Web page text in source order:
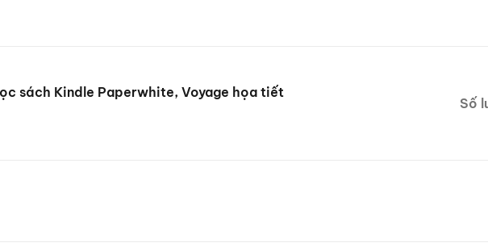
sách Kindle Paperwhite, Voyage họa tiết
Số